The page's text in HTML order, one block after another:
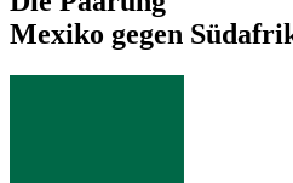
Mexiko gegen